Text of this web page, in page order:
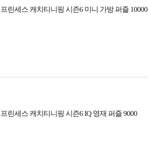
프린세스 캐치티니핑 시즌6 미니 가방 퍼즐 10000
프린세스 캐치티니핑 시즌6 IQ 영재 퍼즐 9000